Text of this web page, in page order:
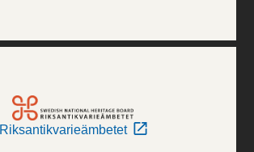
Riksantikvarieämbetet